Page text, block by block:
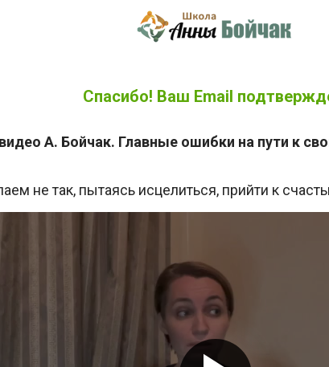
Спасибо! Ваш Email
А. Бойчак. Главные ошибки на пути к
не так, пытаясь исцелиться, прийти к